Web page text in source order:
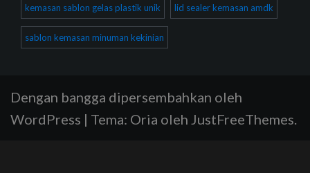
kemasan sablon gelas plastik unik lid sealer kemasan amdk
sablon kemasan minuman kekinian
Dengan bangga dipersembahkan oleh
WordPress | Tema: Oria oleh JustFreeThemes.